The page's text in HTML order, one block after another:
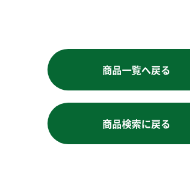
商品一覧へ戻る
商品検索に戻る